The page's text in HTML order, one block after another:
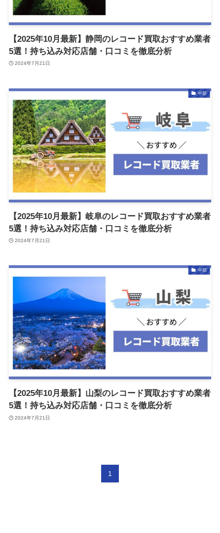
【2025年10月最新】静岡のレコード買取おすすめ業者
5選！持ち込み対応店舗・口コミを徹底分析
2024年7月21日
中部
【2025年10月最新】岐阜のレコード買取おすすめ業者
5選！持ち込み対応店舗・口コミを徹底分析
2024年7月21日
中部
【2025年10月最新】山梨のレコード買取おすすめ業者
5選！持ち込み対応店舗・口コミを徹底分析
2024年7月21日
1